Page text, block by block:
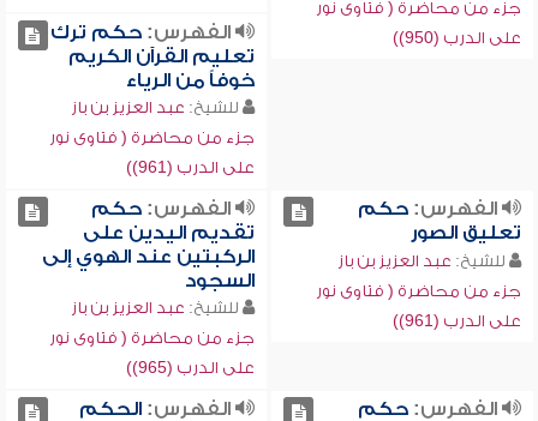
جزء من محاضرة ( فتاوى نور
على الدرب (950))
الفهرس:حكم ترك
تعليم القرآن الكريم
خوفاً من الرياء
للشيخ: عبد العزيز بن باز
جزء من محاضرة ( فتاوى نور
على الدرب (961))
الفهرس:حكم
تعليق الصور
للشيخ: عبد العزيز بن باز
جزء من محاضرة ( فتاوى نور
على الدرب (961))
الفهرس:حكم
تقديم اليدين على
الركبتين عند الهوي إلى
السجود
للشيخ: عبد العزيز بن باز
جزء من محاضرة ( فتاوى نور
على الدرب (965))
الفهرس:حكم
الفهرس:الحكم